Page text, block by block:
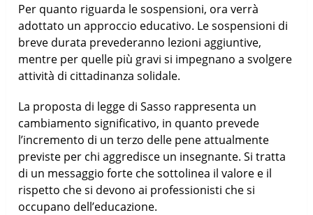
Per quanto riguarda le sospensioni, ora verrà
adottato un approccio educativo. Le sospensioni di
breve durata prevederanno lezioni aggiuntive,
mentre per quelle più gravi si impegnano a svolgere
attività di cittadinanza solidale.
La proposta di legge di Sasso rappresenta un
cambiamento significativo, in quanto prevede
l’incremento di un terzo delle pene attualmente
previste per chi aggredisce un insegnante. Si tratta
di un messaggio forte che sottolinea il valore e il
rispetto che si devono ai professionisti che si
occupano dell’educazione.